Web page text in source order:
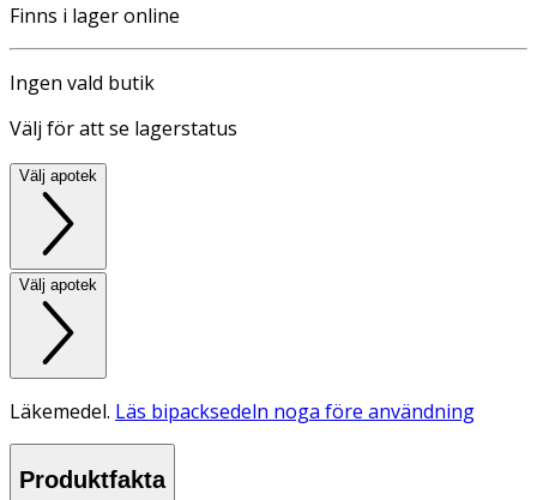
Finns i lager online
Ingen vald butik
Välj för att se lagerstatus
Välj apotek
Välj apotek
Läkemedel. Läs bipacksedeln noga före användning
Produktfakta